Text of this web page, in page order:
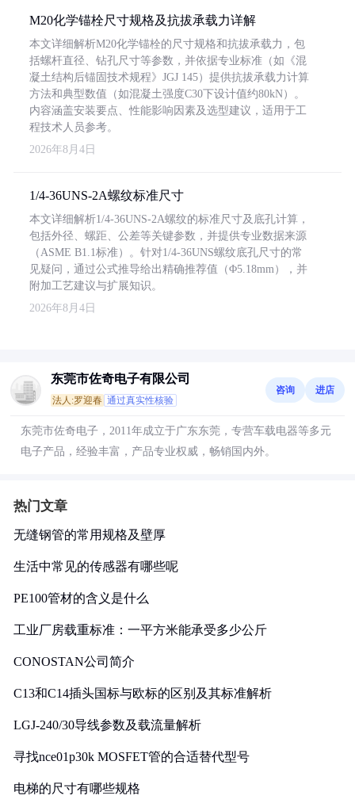
M20化学锚栓尺寸规格及抗拔承载力详解
本文详细解析M20化学锚栓的尺寸规格和抗拔承载力，包
括螺杆直径、钻孔尺寸等参数，并依据专业标准（如《混
凝土结构后锚固技术规程》JGJ 145）提供抗拔承载力计算
方法和典型数值（如混凝土强度C30下设计值约80kN）。
内容涵盖安装要点、性能影响因素及选型建议，适用于工
程技术人员参考。
2026年8月4日
1/4-36UNS-2A螺纹标准尺寸
本文详细解析1/4-36UNS-2A螺纹的标准尺寸及底孔计算，
包括外径、螺距、公差等关键参数，并提供专业数据来源
（ASME B1.1标准）。针对1/4-36UNS螺纹底孔尺寸的常
见疑问，通过公式推导给出精确推荐值（Φ5.18mm），并
附加工艺建议与扩展知识。
2026年8月4日
东莞市佐奇电子有限公司
法人:罗迎春 通过真实性核验
咨询 进店
东莞市佐奇电子，2011年成立于广东东莞，专营车载电器等多元
电子产品，经验丰富，产品专业权威，畅销国内外。
热门文章
无缝钢管的常用规格及壁厚
生活中常见的传感器有哪些呢
PE100管材的含义是什么
工业厂房载重标准：一平方米能承受多少公斤
CONOSTAN公司简介
C13和C14插头国标与欧标的区别及其标准解析
LGJ-240/30导线参数及载流量解析
寻找nce01p30k MOSFET管的合适替代型号
电梯的尺寸有哪些规格